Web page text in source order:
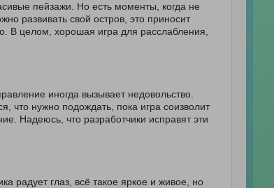
пейзажи. Но есть моменты, когда не
развивать свой остров, это приносит
В целом, хорошая игра для расслабления,
иногда вызывает недовольство.
что нужно подождать, пока игра соизволит
Надеюсь, что разработчики исправят эти
радует глаз, всё такое яркое и живое, но